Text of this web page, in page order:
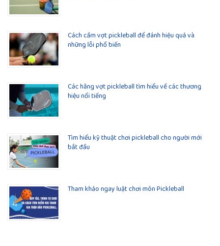
Cách cầm vợt pickleball để đánh hiệu quả và
những lỗi phổ biến
Các hãng vợt pickleball tìm hiểu về các thương
hiệu nổi tiếng
Tìm hiểu kỹ thuật chơi pickleball cho người mới
bắt đầu
Tham khảo ngay luật chơi môn Pickleball